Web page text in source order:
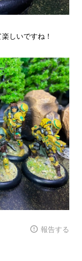
しいですね！
報告する